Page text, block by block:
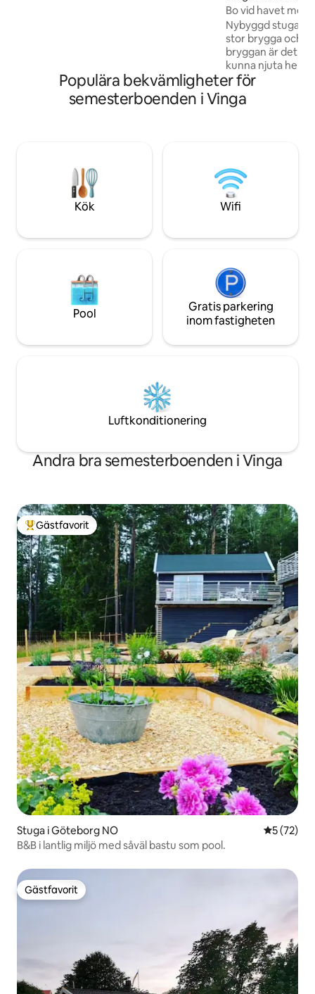
Bo vid havet med
Nybyggd stuga
stor brygga och
bryggan är det
kunna njuta hela
solstolar,
På gångavstånd
padelbanor och ett spa.
dubbelsäng och
enkelsängar som
ett med en 120
Populära bekvämligheter för
semesterboenden i Vinga
Kök Wifi
Pool
Gratis parkering
inom fastigheten
Luftkonditionering
Andra bra semesterboenden i Vinga
Populär gästfavorit
Gästfavorit
Stuga i Göteborg NO 5 av 5 i
5 (72)
B&B i lantlig miljö med såväl bastu som pool.
Gästfavorit
Gästfavorit